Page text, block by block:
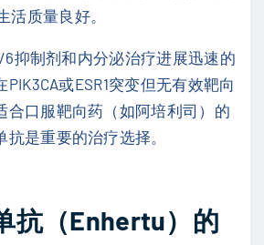
活质量良好。
6抑制剂和内分泌治疗进展迅速的
或ESR1突变但无有效靶向
合口服靶向药（如阿培利司）的
是重要的治疗选择。
抗（Enhertu）的